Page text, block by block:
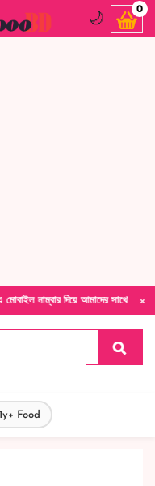
×
আমাদের সাথে সরাসরি কথা
🌙
0
1y+ Food